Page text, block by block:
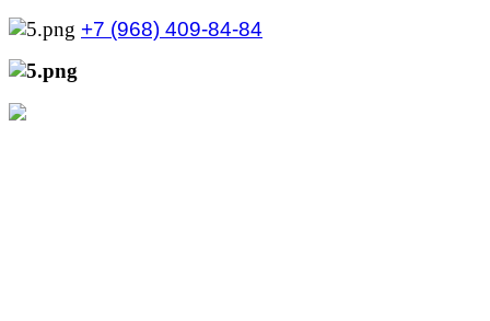
+7 (968) 409-84-84